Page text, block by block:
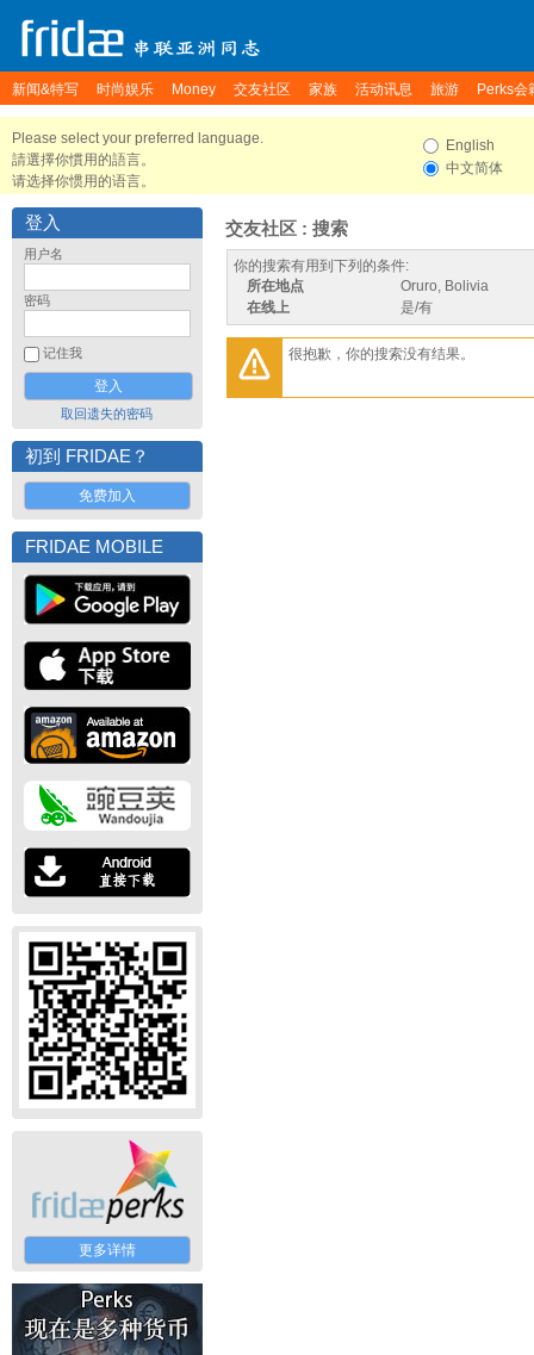
新闻&特写 时尚娱乐 Money 交友社区 家族 活动讯息 旅游 Perks会
Please select your preferred language.
請選擇你慣用的語言。
请选择你惯用的语言。
English
中文简体
登入
用户名
密码
记住我
取回遗失的密码
初到 FRIDAE？
免费加入
FRIDAE MOBILE
更多详情
交友社区 : 搜索
你的搜索有用到下列的条件:
所在地点
Oruro, Bolivia
在线上
是/有
很抱歉，你的搜索没有结果。